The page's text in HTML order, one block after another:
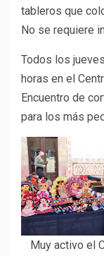
tableros que
No se requiere
Todos los
horas en el
Encuentro de
para los más
Muy activo el